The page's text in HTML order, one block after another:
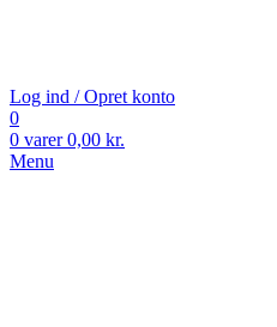
Log ind / Opret konto
0
0 varer 0,00 kr.
Menu